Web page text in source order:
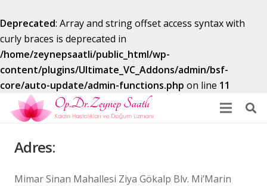
Deprecated: Array and string offset access syntax with
curly braces is deprecated in
/home/zeynepsaatli/public_html/wp-
content/plugins/Ultimate_VC_Addons/admin/bsf-
core/auto-update/admin-functions.php on line 11
Adres:
Mimar Sinan Mahallesi Ziya Gökalp Blv. Mi’Marin